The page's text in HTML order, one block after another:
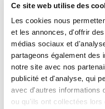
Ce site web utilise des
Les cookies nous
et les annonces, d'offrir
médias sociaux et
partageons également des
notre site avec nos
publicité et d'analyse, qui
avec d'autres informations
ou qu'ils ont collectées